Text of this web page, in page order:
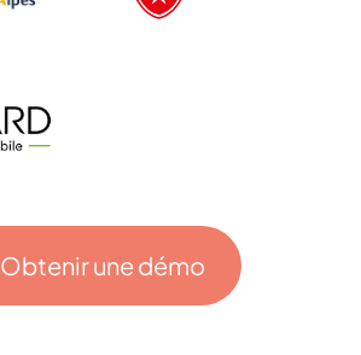
Obtenir une démo